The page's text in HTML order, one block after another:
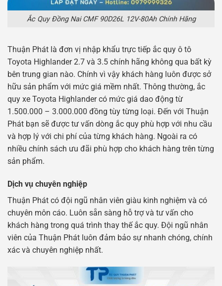
Ắc Quy Đồng Nai CMF 90D26L 12V-80Ah Chính Hãng
Thuận Phát là đơn vị nhập khẩu trực tiếp ắc quy ô tô
Toyota Highlander 2.7 và 3.5 chính hãng không qua bất kỳ
bên trung gian nào. Chính vì vậy khách hàng luôn được sở
hữu sản phẩm với mức giá mềm nhất. Thông thường, ắc
quy xe Toyota Highlander có mức giá dao động từ
1.500.000 – 3.000.000 đồng tùy từng loại. Đến với Thuận
Phát bạn sẽ được tư vấn dòng ắc quy phù hợp với nhu cầu
và hợp lý với chi phí của từng khách hàng. Ngoài ra có
nhiều chính sách ưu đãi phù hợp cho khách hàng trên từng
sản phẩm.
Dịch vụ chuyên nghiệp
Thuận Phát có đội ngũ nhân viên giàu kinh nghiệm và có
chuyên môn cáo. Luôn sẵn sàng hỗ trợ và tư vấn cho
khách hàng trong quá trình thay thế ắc quy. Đội ngũ nhân
viên của Thuận Phát luôn đảm bảo sự nhanh chóng, chính
xác và chuyên nghiệp nhất.